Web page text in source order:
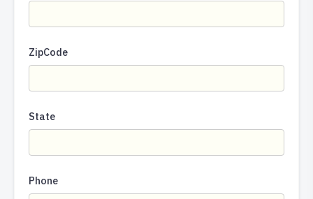
ZipCode
State
Phone